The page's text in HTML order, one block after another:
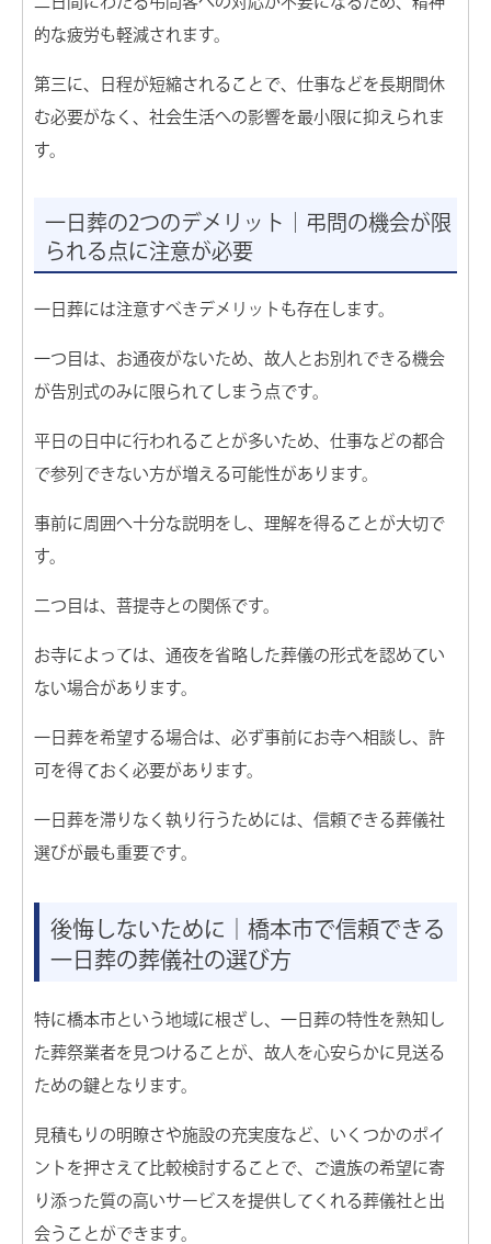
的な疲労も軽減されます。
第三に、日程が短縮されることで、仕事などを長期間休
む必要がなく、社会生活への影響を最小限に抑えられま
す。
一日葬の2つのデメリット｜弔問の機会が限
られる点に注意が必要
一日葬には注意すべきデメリットも存在します。
一つ目は、お通夜がないため、故人とお別れできる機会
が告別式のみに限られてしまう点です。
平日の日中に行われることが多いため、仕事などの都合
で参列できない方が増える可能性があります。
事前に周囲へ十分な説明をし、理解を得ることが大切で
す。
二つ目は、菩提寺との関係です。
お寺によっては、通夜を省略した葬儀の形式を認めてい
ない場合があります。
一日葬を希望する場合は、必ず事前にお寺へ相談し、許
可を得ておく必要があります。
一日葬を滞りなく執り行うためには、信頼できる葬儀社
選びが最も重要です。
後悔しないために｜橋本市で信頼できる
一日葬の葬儀社の選び方
特に橋本市という地域に根ざし、一日葬の特性を熟知し
た葬祭業者を見つけることが、故人を心安らかに見送る
ための鍵となります。
見積もりの明瞭さや施設の充実度など、いくつかのポイ
ントを押さえて比較検討することで、ご遺族の希望に寄
り添った質の高いサービスを提供してくれる葬儀社と出
会うことができます。